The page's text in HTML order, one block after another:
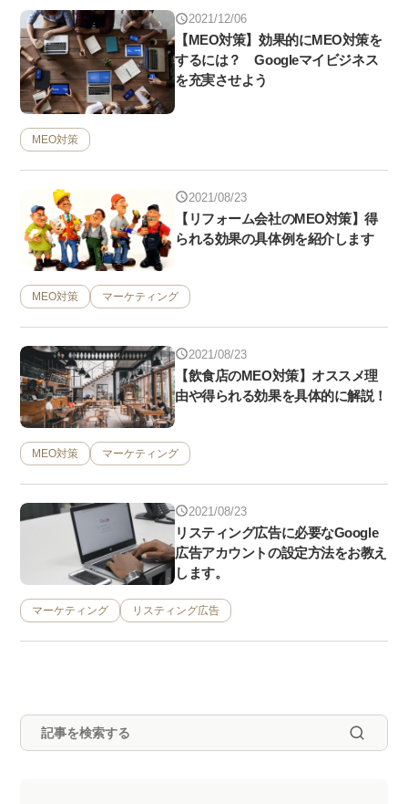
2021/12/06
【MEO対策】効果的にMEO対策を
するには？ Googleマイビジネス
を充実させよう
MEO対策
2021/08/23
【リフォーム会社のMEO対策】得
られる効果の具体例を紹介します
MEO対策 マーケティング
2021/08/23
【飲食店のMEO対策】オススメ理
由や得られる効果を具体的に解説！
MEO対策 マーケティング
2021/08/23
リスティング広告に必要なGoogle
広告アカウントの設定方法をお教え
します。
マーケティング リスティング広告